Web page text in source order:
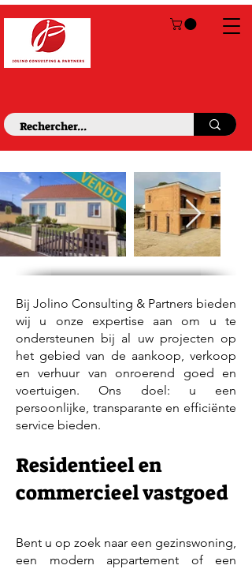
Bij Jolino Consulting & Partners bieden
wij u onze expertise aan om u te
ondersteunen bij al uw projecten op
het gebied van de aankoop, verkoop
en verhuur van onroerend goed en
voertuigen. Ons doel: u een
persoonlijke, transparante en efficiënte
service bieden.
Residentieel en
commercieel vastgoed
Bent u op zoek naar een gezinswoning,
een modern appartement of een